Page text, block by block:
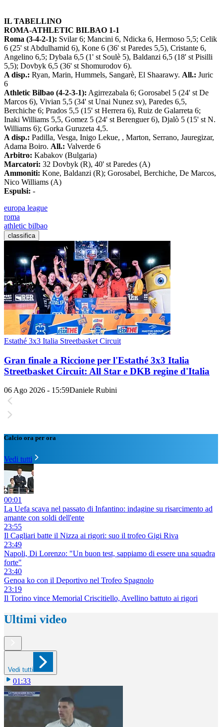
IL TABELLINO
ROMA-ATHLETIC BILBAO 1-1
Roma (3-4-2-1): Svilar 6; Mancini 6, Ndicka 6, Hermoso 5,5; Celik
6 (25' st Abdulhamid 6), Kone 6 (36' st Paredes 5,5), Cristante 6,
Angelino 6,5; Dybala 6,5 (1' st Soulè 5), Baldanzi 6,5 (18' st Pisilli
5,5); Dovbyk 6,5 (36' st Shomurodov 6).
A disp.: Ryan, Marin, Hummels, Sangarè, El Shaarawy. All.: Juric
6
Athletic Bilbao (4-2-3-1): Agirrezabala 6; Gorosabel 5 (24' st De
Marcos 6), Vivian 5,5 (34' st Unai Nunez sv), Paredes 6,5,
Berchiche 6; Prados 5,5 (15' st Herrera 6), Ruiz de Galarreta 6;
Inaki Williams 5,5, Gomez 5 (24' st Berenguer 6), Djalò 5 (15' st N.
Williams 6); Gorka Guruzeta 4,5.
A disp.: Padilla, Vesga, Inigo Lekue, , Marton, Serrano, Jauregizar,
Adama Boiro. All.: Valverde 6
Arbitro: Kabakov (Bulgaria)
Marcatori: 32 Dovbyk (R), 40' st Paredes (A)
Ammoniti: Kone, Baldanzi (R); Gorosabel, Berchiche, De Marcos,
Nico Williams (A)
Espulsi: -
europa league
roma
athletic bilbao
classifica
Estathé 3x3 Italia Streetbasket Circuit
Gran finale a Riccione per l'Estathé 3x3 Italia
Streetbasket Circuit: All Star e DKB regine d'Italia
06 Ago 2026 - 15:59Daniele Rubini
Calcio ora per ora
Vedi tutti
00:01
La Uefa scava nel passato di Infantino: indagine su risarcimento ad
amante con soldi dell'ente
23:55
Il Cagliari batte il Nizza ai rigori: suo il trofeo Gigi Riva
23:49
Napoli, Di Lorenzo: "Un buon test, sappiamo di essere una squadra
forte"
23:40
Genoa ko con il Deportivo nel Trofeo Spagnolo
23:19
Il Torino vince Memorial Criscitiello, Avellino battuto ai rigori
Ultimi video
Vedi tutti
01:33